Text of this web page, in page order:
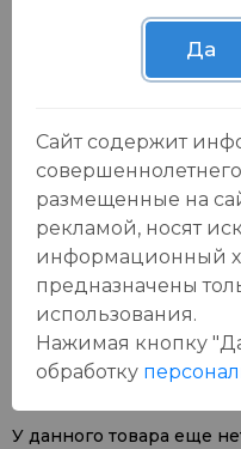
Отзывы:
У данного товара еще
Да
Сайт содержит
размещенные на
рекламой, носят
информационный
предназначены
использования.
Нажимая кнопку
обработку